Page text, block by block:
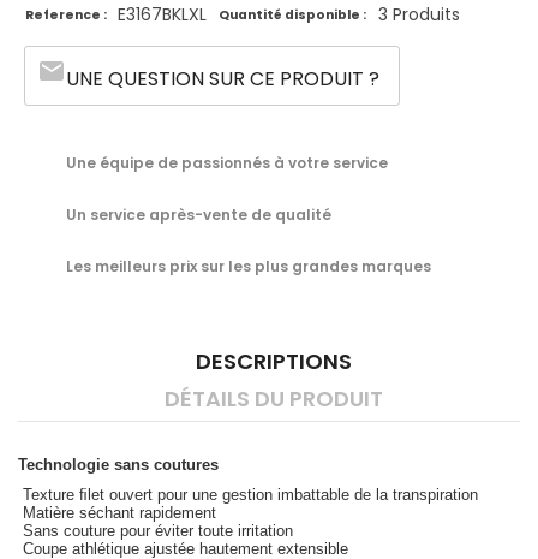
Reference : E3167BKLXL Quantité disponible : 3 Produits
emailUNE QUESTION SUR CE PRODUIT ?
Une équipe de passionnés à votre service
Un service après-vente de qualité
Les meilleurs prix sur les plus grandes marques
DESCRIPTIONS
DÉTAILS DU PRODUIT
Technologie sans coutures
Texture ﬁlet ouvert pour une gestion imbattable de la transpiration
Matière séchant rapidement
Sans couture pour éviter toute irritation
Coupe athlétique ajustée hautement extensible